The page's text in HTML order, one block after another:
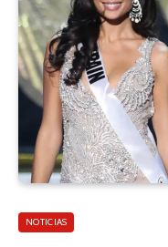
NOTICIAS